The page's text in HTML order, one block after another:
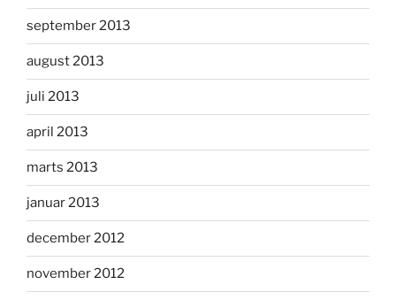
september 2013
august 2013
juli 2013
april 2013
marts 2013
januar 2013
december 2012
november 2012